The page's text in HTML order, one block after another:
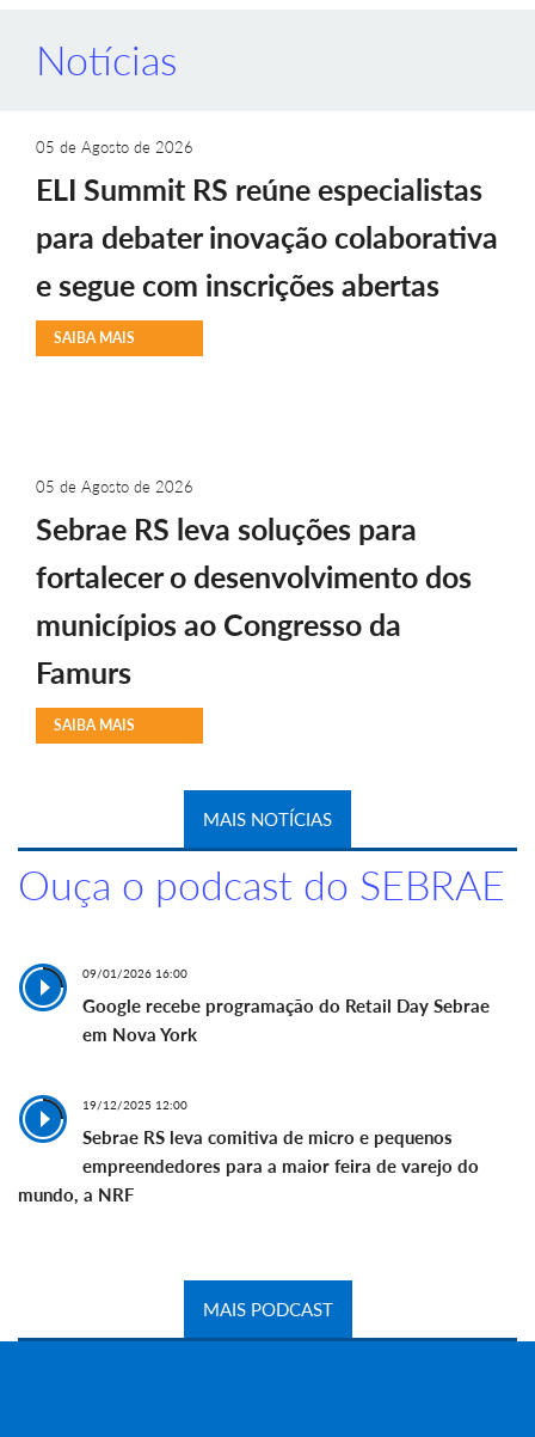
Notícias
05 de Agosto de 2026
ELI Summit RS reúne especialistas
para debater inovação colaborativa
e segue com inscrições abertas
SAIBA MAIS
05 de Agosto de 2026
Sebrae RS leva soluções para
fortalecer o desenvolvimento dos
municípios ao Congresso da
Famurs
SAIBA MAIS
MAIS NOTÍCIAS
Ouça o podcast do SEBRAE
09/01/2026 16:00
Google recebe programação do Retail Day Sebrae
em Nova York
19/12/2025 12:00
Sebrae RS leva comitiva de micro e pequenos
empreendedores para a maior feira de varejo do
mundo, a NRF
MAIS PODCAST